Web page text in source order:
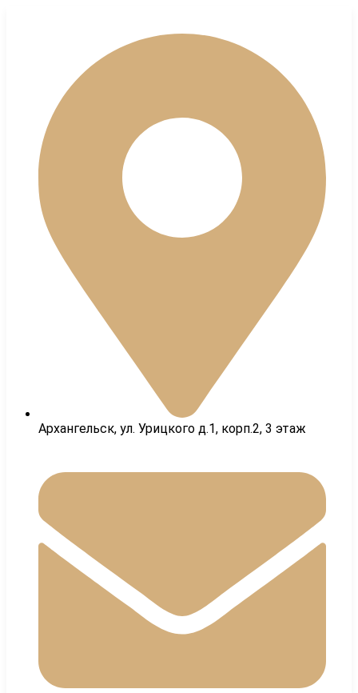
Архангельск, ул. Урицкого д.1, корп.2, 3 этаж